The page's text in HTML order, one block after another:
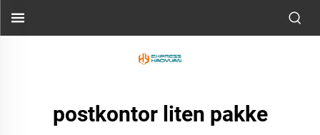
postkontor liten pakke